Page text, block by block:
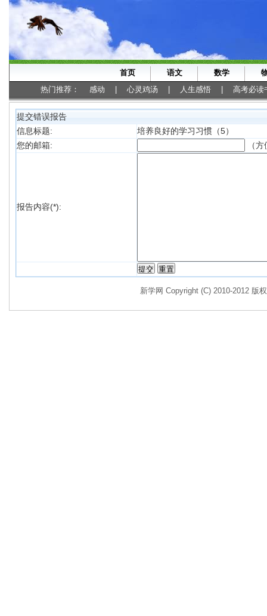
首页 语文 数学
热门推荐： 感动 心灵鸡汤 人生感悟 高考必读
提交错误报告
信息标题:
培养良好的学习习惯（5）
您的邮箱:
（
报告内容(*):
新学网 Copyright (C) 2010-2012 版